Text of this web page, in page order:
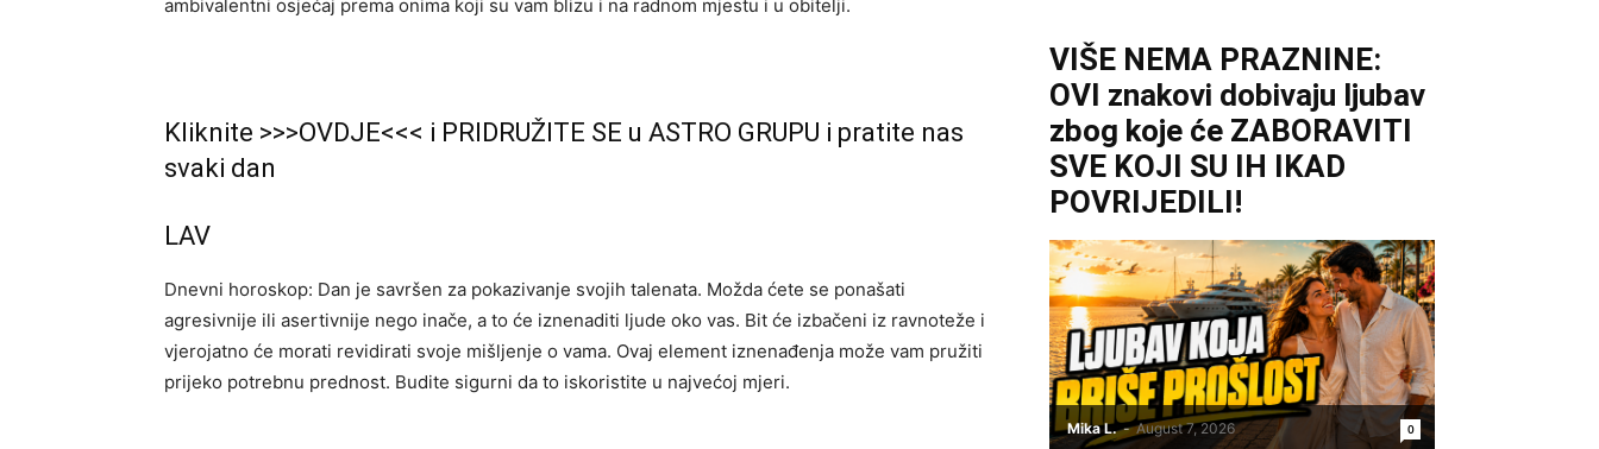
ambivalentni osjećaj prema onima koji su vam blizu i na radnom mjestu i u obitelji.
Kliknite >>>OVDJE<<< i PRIDRUŽITE SE u ASTRO GRUPU i pratite nas
svaki dan
LAV
Dnevni horoskop: Dan je savršen za pokazivanje svojih talenata. Možda ćete se ponašati
agresivnije ili asertivnije nego inače, a to će iznenaditi ljude oko vas. Bit će izbačeni iz ravnoteže i
vjerojatno će morati revidirati svoje mišljenje o vama. Ovaj element iznenađenja može vam pružiti
prijeko potrebnu prednost. Budite sigurni da to iskoristite u najvećoj mjeri.
VIŠE NEMA PRAZNINE:
OVI znakovi dobivaju ljubav
zbog koje će ZABORAVITI
SVE KOJI SU IH IKAD
POVRIJEDILI!
Mika L. - August 7, 2026 0